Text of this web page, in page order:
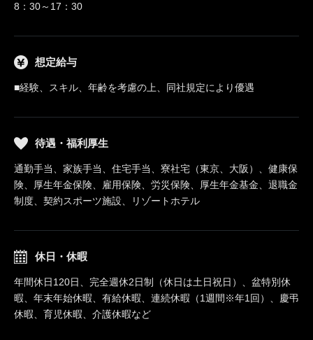
8：30～17：30
想定給与
■経験、スキル、年齢を考慮の上、同社規定により優遇
待遇・福利厚生
通勤手当、家族手当、住宅手当、寮社宅（東京、大阪）、健康保
険、厚生年金保険、雇用保険、労災保険、厚生年金基金、退職金
制度、契約スポーツ施設、リゾートホテル
休日・休暇
年間休日120日、完全週休2日制（休日は土日祝日）、盆特別休
暇、年末年始休暇、有給休暇、連続休暇（1週間※年1回）、慶弔
休暇、育児休暇、介護休暇など